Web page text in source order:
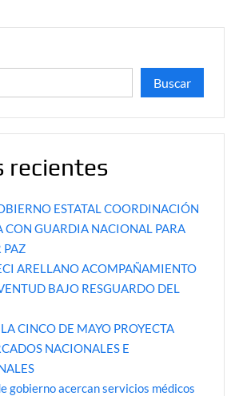
Buscar
recientes
ESTATAL COORDINACIÓN
CON GUARDIA NACIONAL PARA
PAZ
ARELLANO ACOMPAÑAMIENTO
BAJO RESGUARDO DEL
CINCO DE MAYO PROYECTA
NACIONALES E
gobierno acercan servicios médicos